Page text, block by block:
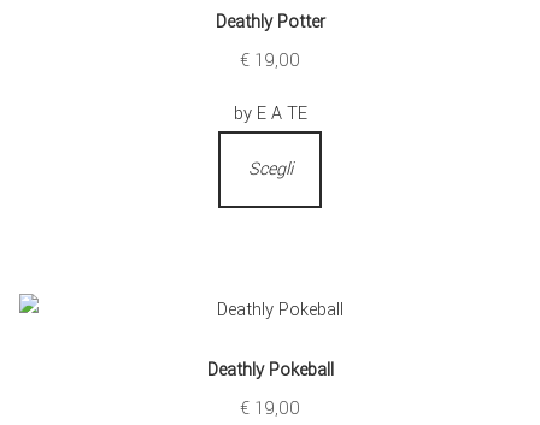
Deathly Potter
€ 19,00
by E A TE
Scegli
Deathly Pokeball
€ 19,00